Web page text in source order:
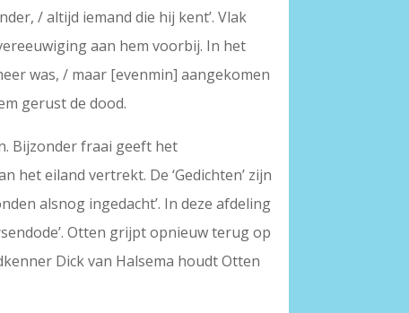
/ altijd iemand die hij kent’. Vlak
aan hem voorbij. In het
was, / maar [evenmin] aangekomen
gerust de dood.
Bijzonder fraai geeft het
het eiland vertrekt. De ‘Gedichten’ zijn
alsnog ingedacht’. In deze afdeling
Otten grijpt opnieuw terug op
Dick van Halsema houdt Otten